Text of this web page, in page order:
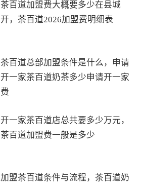
茶百道加盟费大概要多少在县城
开，茶百道2026加盟费明细表
茶百道总部加盟条件是什么，申请
开一家茶百道奶茶多少申请开一家
费
开一家茶百道店总共要多少万元，
茶百道加盟费一般是多少
加盟茶百道条件与流程，茶百道奶